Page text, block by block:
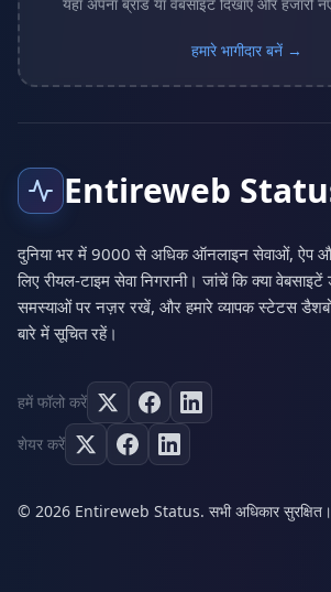
यहाँ अपना ब्रांड या वेबसाइट दिखाएं और हजारों
हमारे भागीदार बनें →
Entireweb
दुनिया भर में 9000 से अधिक ऑनलाइन सेवाओं, ऐप
लिए रीयल-टाइम सेवा निगरानी। जांचें कि क्या वेबसाइटें
समस्याओं पर नज़र रखें, और हमारे व्यापक स्टेटस
बारे में सूचित रहें।
हमें फॉलो करें
शेयर करें
© 2026 Entireweb Status. सभी अधिकार सुरक्षित।